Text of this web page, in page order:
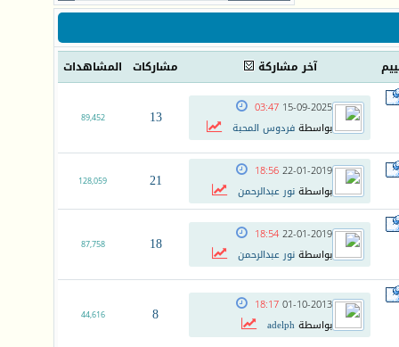
آخر مشاركة مشاركات المشاهدات
15-09-2025
03:47
بواسطةفردوس المحبة 13
89,452
22-01-2019
18:56
بواسطةنور عبدالرحمن 21
128,059
22-01-2019
18:54
بواسطةنور عبدالرحمن 18
87,758
01-10-2013
18:17
بواسطةadelph
8
44,616